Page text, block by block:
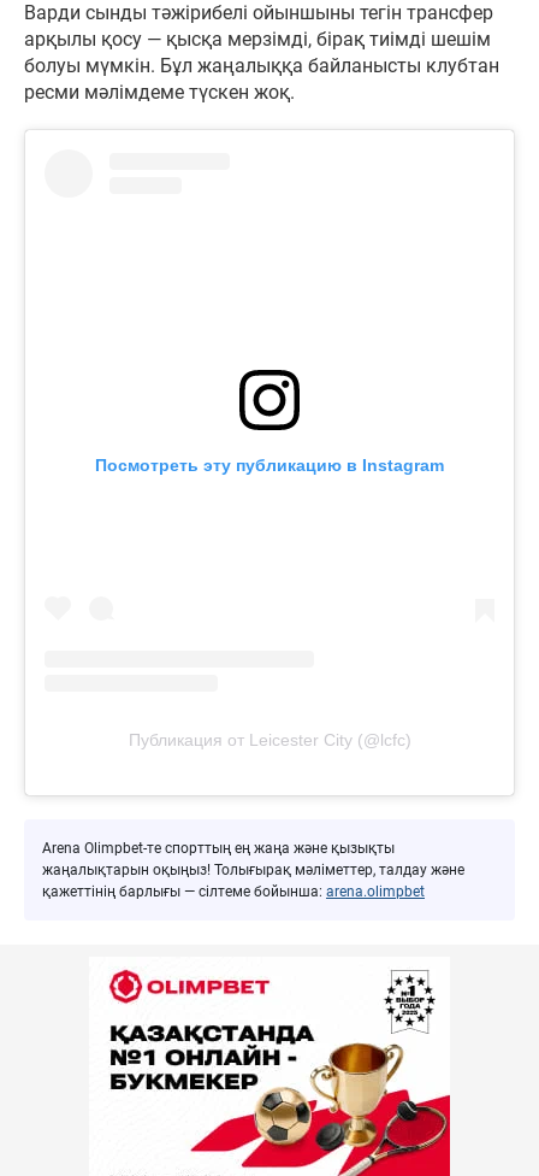
Варди сынды тәжірибелі ойыншыны тегін трансфер
арқылы қосу — қысқа мерзімді, бірақ тиімді шешім
болуы мүмкін. Бұл жаңалыққа байланысты клубтан
ресми мәлімдеме түскен жоқ.
Посмотреть эту публикацию в Instagram
Публикация от Leicester City (@lcfc)
Arena Olimpbet-те спорттың ең жаңа және қызықты
жаңалықтарын оқыңыз! Толығырақ мәліметтер, талдау және
қажеттінің барлығы — сілтеме бойынша: arena.olimpbet